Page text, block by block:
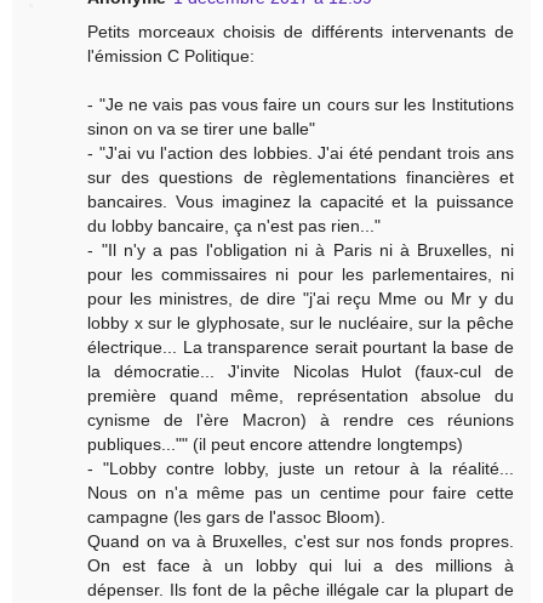
Petits morceaux choisis de différents intervenants de
l'émission C Politique:
- "Je ne vais pas vous faire un cours sur les Institutions
sinon on va se tirer une balle"
- "J'ai vu l'action des lobbies. J'ai été pendant trois ans
sur des questions de règlementations financières et
bancaires. Vous imaginez la capacité et la puissance
du lobby bancaire, ça n'est pas rien..."
- "Il n'y a pas l'obligation ni à Paris ni à Bruxelles, ni
pour les commissaires ni pour les parlementaires, ni
pour les ministres, de dire "j'ai reçu Mme ou Mr y du
lobby x sur le glyphosate, sur le nucléaire, sur la pêche
électrique... La transparence serait pourtant la base de
la démocratie... J'invite Nicolas Hulot (faux-cul de
première quand même, représentation absolue du
cynisme de l'ère Macron) à rendre ces réunions
publiques..."" (il peut encore attendre longtemps)
- "Lobby contre lobby, juste un retour à la réalité...
Nous on n'a même pas un centime pour faire cette
campagne (les gars de l'assoc Bloom).
Quand on va à Bruxelles, c'est sur nos fonds propres.
On est face à un lobby qui lui a des millions à
dépenser. Ils font de la pêche illégale car la plupart de